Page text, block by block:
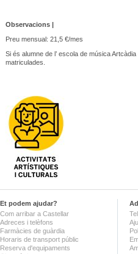
Observacions |
Preu mensual: 21,5 €/mes
Si és alumne de l’ escola de música
matriculades.
Et podem ajudar?
Com arribar a Castellar
Adreces i telèfons
Farmàcies de guàrdia
Horaris de transport públic
Reserva d'equipaments